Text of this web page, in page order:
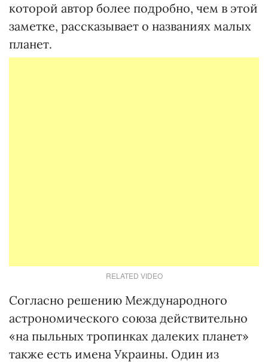
которой автор более подробно, чем в этой
заметке, рассказывает о названиях малых
планет.
RELATED VIDEO
Согласно решению Международного
астрономического союза действительно
«на пыльных тропинках далеких планет»
также есть имена Украины. Один из